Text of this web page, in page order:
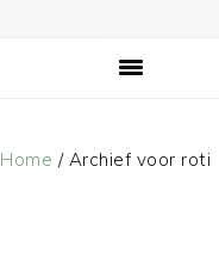
Home /Archief voor roti